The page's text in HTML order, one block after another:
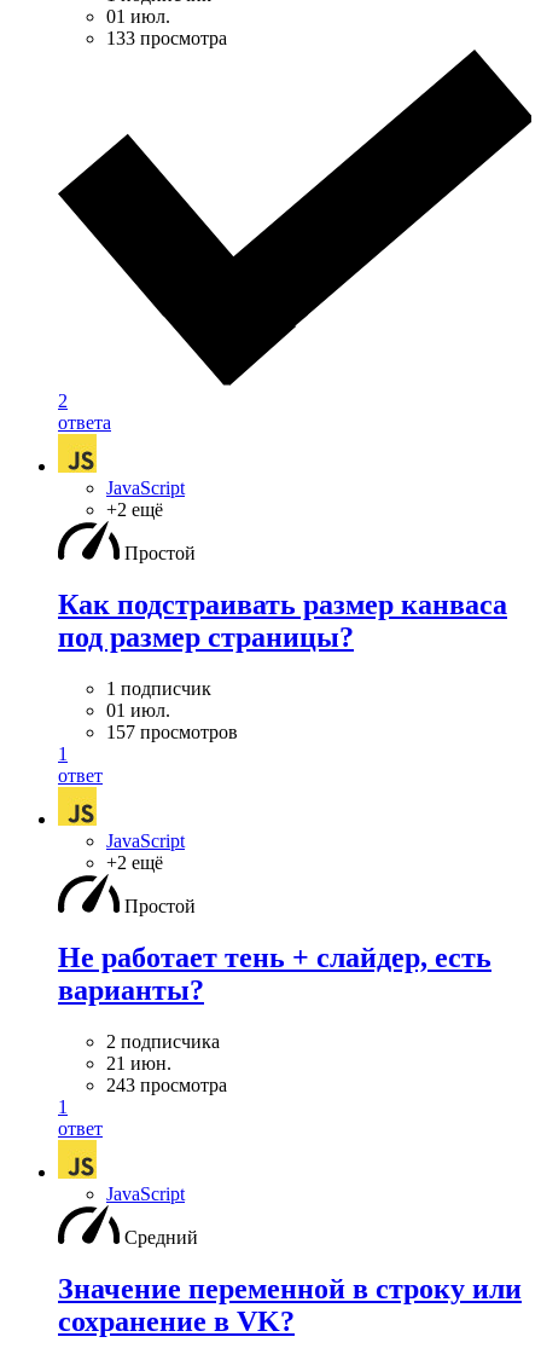
01 июл.
133 просмотра
2
ответа
JavaScript
+2 ещё
Простой
Как подстраивать размер канваса
под размер страницы?
1 подписчик
01 июл.
157 просмотров
1
ответ
JavaScript
+2 ещё
Простой
Не работает тень + слайдер, есть
варианты?
2 подписчика
21 июн.
243 просмотра
1
ответ
JavaScript
Средний
Значение переменной в строку или
сохранение в VK?